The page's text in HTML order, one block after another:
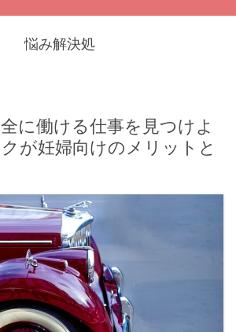
悩み解決処
全に働ける仕事を見つけよ
が妊婦向けのメリットと